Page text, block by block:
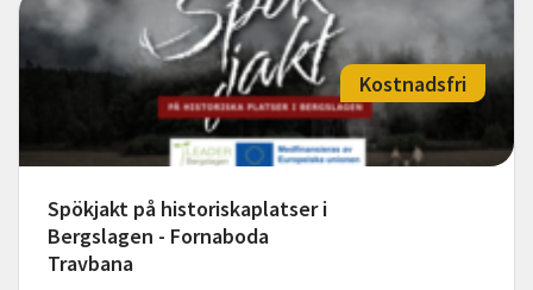
Spökjakt på historiskaplatser i
Bergslagen - Fornaboda
Travbana
Kostnadsfri